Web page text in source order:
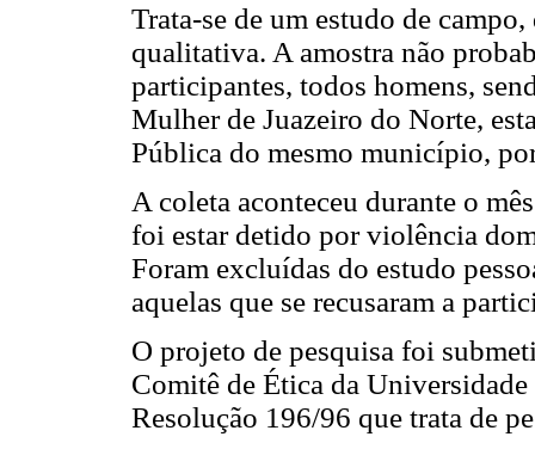
Trata-se de um estudo de
qualitativa. A amostra não
participantes, todos homens,
Mulher de Juazeiro do Norte,
Pública do mesmo município,
A coleta aconteceu durante o
foi estar detido por violência
Foram excluídas do estudo
aquelas que se recusaram a
O projeto de pesquisa foi
Comitê de Ética da
Resolução 196/96 que trata de